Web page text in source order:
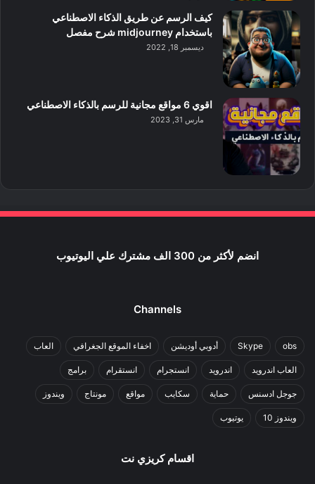
كيف الرسم عن طريق الذكاء الاصطناعي
باستخدام midjourney شرح مفصل
ديسمبر 18, 2022
اقوي 6 مواقع مجانية للرسم بالذكاء الاصطناعي
مارس 31, 2023
انضم لأكثر من 300 الف مشترك علي اليوتيوب
Channels
obs
Skype أدوبي أوديشن اخفاء الموقع الجغرافي العاب
العاب اندرويد اندرويد انستجرام انستقرام برامج
جوجل ادسنس حماية سكايب مواقع مونتاج ويندوز
ويندوز 10 يوتيوب
اقسام كريزي نت